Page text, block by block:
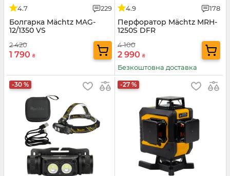
4.7 229
Болгарка Mächtz MAG-
12/1350 VS
2 420
1 790 ₴
4.9 178
Перфоратор Mächtz MRH-
1250S DFR
4 100
2 990 ₴
Безкоштовна доставка
-30 % -27 %